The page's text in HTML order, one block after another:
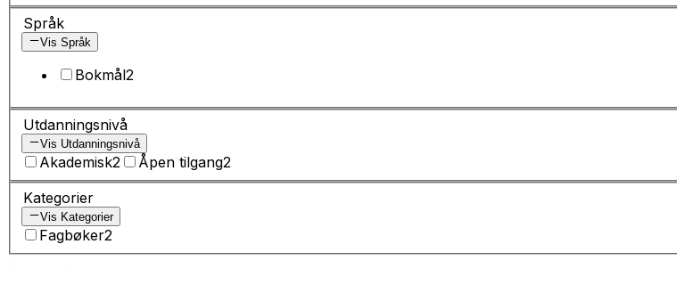
Språk
Vis Språk
Bokmål2
Utdanningsnivå
Vis Utdanningsnivå
Akademisk2 Åpen tilgang2
Kategorier
Vis Kategorier
Fagbøker2